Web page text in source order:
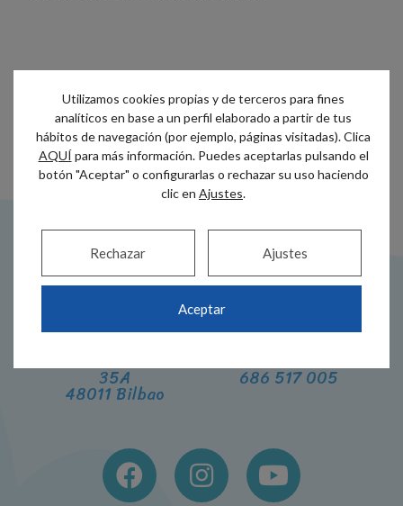
Dirección
Alameda Recalde
35A
48011 Bilbao
Teléfono
944 44 38 00
686 517 005
Utilizamos cookies propias y de terceros para fines
analíticos en base a un perfil elaborado a partir de tus
hábitos de navegación (por ejemplo, páginas visitadas). Clica
AQUÍpara más información. Puedes aceptarlas pulsando el
botón "Aceptar" o configurarlas o rechazar su uso haciendo
clic en Ajustes.
Aceptar
Rechazar Ajustes